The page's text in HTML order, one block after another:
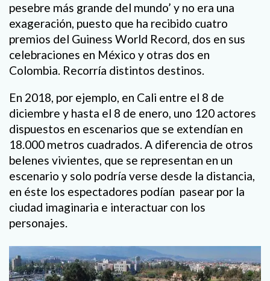
pesebre más grande del mundo’ y no era una
exageración, puesto que ha recibido cuatro
premios del Guiness World Record, dos en sus
celebraciones en México y otras dos en
Colombia. Recorría distintos destinos.
En 2018, por ejemplo, en Cali entre el 8 de
diciembre y hasta el 8 de enero, uno 120 actores
dispuestos en escenarios que se extendían en
18.000 metros cuadrados. A diferencia de otros
belenes vivientes, que se representan en un
escenario y solo podría verse desde la distancia,
en éste los espectadores podían pasear por la
ciudad imaginaria e interactuar con los
personajes.